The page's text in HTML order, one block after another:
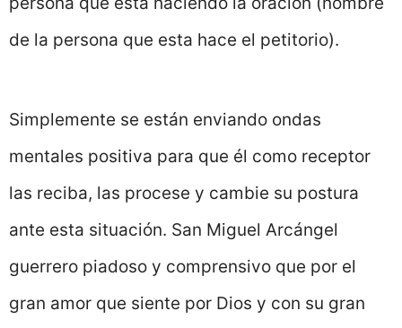
de la persona que esta hace el petitorio).
Simplemente se están enviando ondas
mentales positiva para que él como receptor
las reciba, las procese y cambie su postura
ante esta situación. San Miguel Arcángel
guerrero piadoso y comprensivo que por el
gran amor que siente por Dios y con su gran